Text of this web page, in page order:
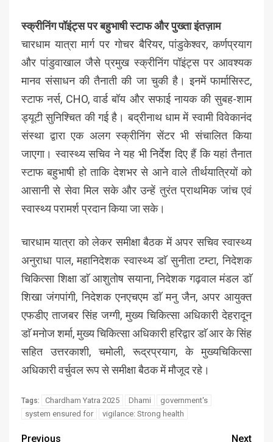
स्क्रीनिंग पॉइंट्स पर बहुभाषी स्टाफ और पुख्ता इंतज़ाम
चारधाम यात्रा मार्ग पर गोचर बैरियर, पांडुकेश्वर, कर्णप्रयाग
और पांडुवाखाल जैसे प्रमुख स्क्रीनिंग पॉइंट्स पर आवश्यक
मानव संसाधन की तैनाती की जा चुकी है। इनमें फार्मासिस्ट,
स्टाफ नर्स, CHO, वार्ड बॉय और सफाई नायक की सुबह-शाम
ड्यूटी सुनिश्चित की गई है। बद्रीनाथ धाम में स्वामी विवेकानंद
संस्था द्वारा एक अलग स्क्रीनिंग सेंटर भी संचालित किया
जाएगा। स्वास्थ्य सचिव ने यह भी निर्देश दिए हैं कि यहां तैनात
स्टाफ बहुभाषी हो ताकि देशभर से आने वाले तीर्थयात्रियों को
आसानी से सेवा मिल सके और उन्हें तुरंत प्राथमिक जांच एवं
स्वास्थ्य परामर्श प्रदान किया जा सके।
चारधाम यात्रा को लेकर समीक्षा बैठक में अपर सचिव स्वास्थ्य
अनुराधा पाल, महानिदेशक स्वास्थ्य डाॅ सुनीता टम्टा, निदेशक
चिकित्सा शिक्षा डाॅ आशुतोष सयाना, निदेशक गढ़वाल मंडल डाॅ
शिखा जंगपांगी, निदेशक एनएचएम डाॅ मनु जैन, अपर आयुक्त
एफडीए ताजबर सिंह जग्गी, मुख्य चिकित्सा अधिकारी देहरादून
डाॅ मनोज शर्मा, मुख्य चिकित्सा अधिकारी हरिद्वार डाॅ आर के सिंह
सहित उत्तरकाशी, चमोली, रूद्रप्रयाग, के मुख्यचिकित्सा
अधिकारी वर्चुवल रूप से समीक्षा बैठक में मौजूद रहे।
Tags: Chardham Yatra 2025 Dhami
government's
system ensured for
vigilance: Strong health
Previous
Next